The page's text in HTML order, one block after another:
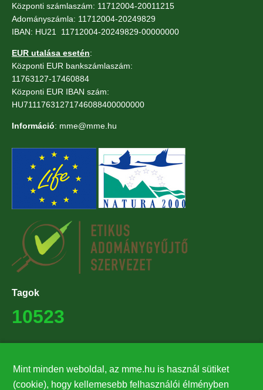
Központi számlaszám: 11712004-20011215
Adományszámla: 11712004-20249829
IBAN: HU21 11712004-20249829-00000000
EUR utalása esetén:
Központi EUR bankszámlaszám:
11763127-17460884
Központi EUR IBAN szám:
HU71117631271746088400000000
Információ: mme@mme.hu
Tagok
10523
27224
Mint minden weboldal, az mme.hu is használ sütiket
(cookie), hogy kellemesebb felhasználói élményben